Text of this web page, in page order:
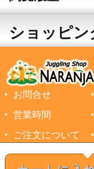
ショッピ
お問合せ
営業時間
ご注文について
©1999-2026